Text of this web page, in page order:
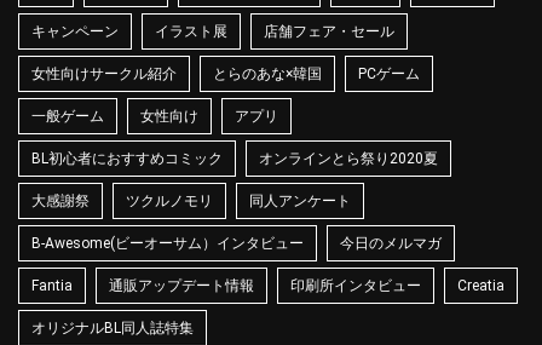
キャンペーン イラスト展 店舗フェア・セール
女性向けサークル紹介 とらのあな×韓国 PCゲーム
一般ゲーム 女性向け アプリ
BL初心者におすすめコミック オンラインとら祭り2020夏
大感謝祭 ツクルノモリ 同人アンケート
B-Awesome(ビーオーサム）インタビュー 今日のメルマガ
Fantia 通販アップデート情報 印刷所インタビュー Creatia
オリジナルBL同人誌特集